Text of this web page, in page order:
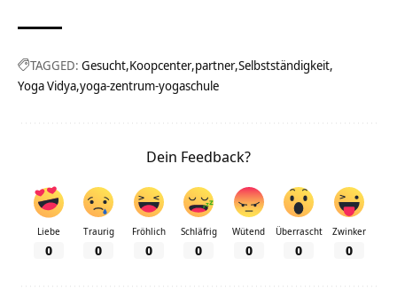
TAGGED: Gesucht Koopcenter partner Selbstständigkeit
Yoga Vidya yoga-zentrum-yogaschule
Dein Feedback?
Liebe
0
Traurig
0
Fröhlich
0
Schläfrig
0
Wütend
0
Überrascht
0
Zwinker
0